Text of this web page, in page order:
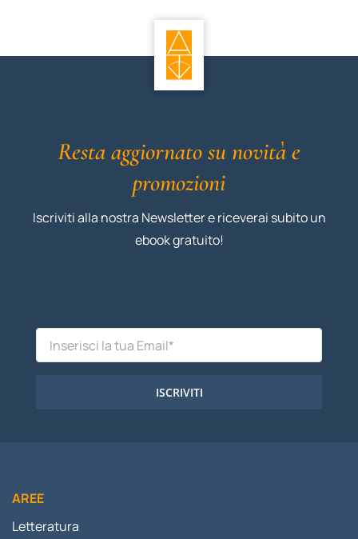
Resta aggiornato su novità e
promozioni
Iscriviti alla nostra Newsletter e riceverai subito un
ebook gratuito!
ISCRIVITI
AREE
Letteratura